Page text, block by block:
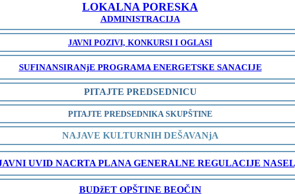
LOKALNA PORESKA
ADMINISTRACIJA
JAVNI POZIVI, KONKURSI I OGLASI
SUFINANSIRANjE PROGRAMA ENERGETSKE SANACIJE
PITAJTE PREDSEDNICU
PITAJTE PREDSEDNIKA SKUPŠTINE
NAJAVE KULTURNIH DEŠAVANjA
UVID NACRTA PLANA GENERALNE REGULACIJE
BUDžET OPŠTINE BEOČIN